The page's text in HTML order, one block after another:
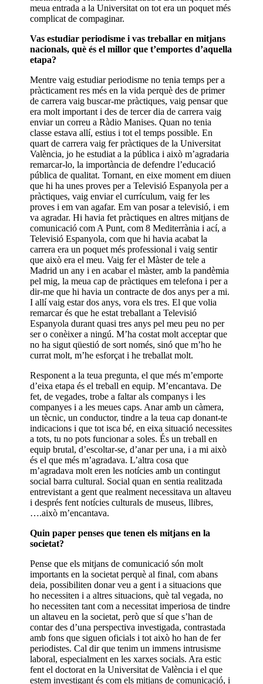
meua entrada a la Universitat on tot era un poquet més
complicat de compaginar.
Vas estudiar periodisme i vas treballar en mitjans
nacionals, què és el millor que t’emportes d’aquella
etapa?
Mentre vaig estudiar periodisme no tenia temps per a
pràcticament res més en la vida perquè des de primer
de carrera vaig buscar-me pràctiques, vaig pensar que
era molt important i des de tercer dia de carrera vaig
enviar un correu a Ràdio Manises. Quan no tenia
classe estava allí, estius i tot el temps possible. En
quart de carrera vaig fer pràctiques de la Universitat
València, jo he estudiat a la pública i això m’agradaria
remarcar-lo, la importància de defendre l’educació
pública de qualitat. Tornant, en eixe moment em diuen
que hi ha unes proves per a Televisió Espanyola per a
pràctiques, vaig enviar el currículum, vaig fer les
proves i em van agafar. Em van posar a televisió, i em
va agradar. Hi havia fet pràctiques en altres mitjans de
comunicació com A Punt, com 8 Mediterrània i ací, a
Televisió Espanyola, com que hi havia acabat la
carrera era un poquet més professional i vaig sentir
que això era el meu. Vaig fer el Màster de tele a
Madrid un any i en acabar el màster, amb la pandèmia
pel mig, la meua cap de pràctiques em telefona i per a
dir-me que hi havia un contracte de dos anys per a mi.
I allí vaig estar dos anys, vora els tres. El que volia
remarcar és que he estat treballant a Televisió
Espanyola durant quasi tres anys pel meu peu no per
ser o conèixer a ningú. M’ha costat molt acceptar que
no ha sigut qüestió de sort només, sinó que m’ho he
currat molt, m’he esforçat i he treballat molt.
Responent a la teua pregunta, el que més m’emporte
d’eixa etapa és el treball en equip. M’encantava. De
fet, de vegades, trobe a faltar als companys i les
companyes i a les meues caps. Anar amb un càmera,
un tècnic, un conductor, tindre a la teua cap donant-te
indicacions i que tot isca bé, en eixa situació necessites
a tots, tu no pots funcionar a soles. És un treball en
equip brutal, d’escoltar-se, d’anar per una, i a mi això
és el que més m’agradava. L’altra cosa que
m’agradava molt eren les notícies amb un contingut
social barra cultural. Social quan en sentia realitzada
entrevistant a gent que realment necessitava un altaveu
i després fent notícies culturals de museus, llibres,
….això m’encantava.
Quin paper penses que tenen els mitjans en la
societat?
Pense que els mitjans de comunicació són molt
importants en la societat perquè al final, com abans
deia, possibiliten donar veu a gent i a situacions que
ho necessiten i a altres situacions, què tal vegada, no
ho necessiten tant com a necessitat imperiosa de tindre
un altaveu en la societat, però que sí que s’han de
contar des d’una perspectiva investigada, contrastada
amb fons que siguen oficials i tot això ho han de fer
periodistes. Cal dir que tenim un immens intrusisme
laboral, especialment en les xarxes socials. Ara estic
fent el doctorat en la Universitat de València i el que
estem investigant és com els mitjans de comunicació, i